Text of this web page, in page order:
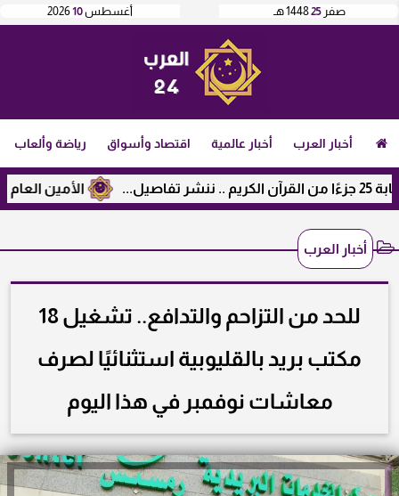
أغسطس10
2026 صفر 251448 هـ
أخبار العرب أخبار عالمية اقتصاد وأسواق رياضة وألعاب
الأمين العام
أخبار العرب
للحد من التزاحم والتدافع.. تشغيل 18
مكتب بريد بالقليوبية استثنائيًا لصرف
معاشات نوفمبر في هذا اليوم